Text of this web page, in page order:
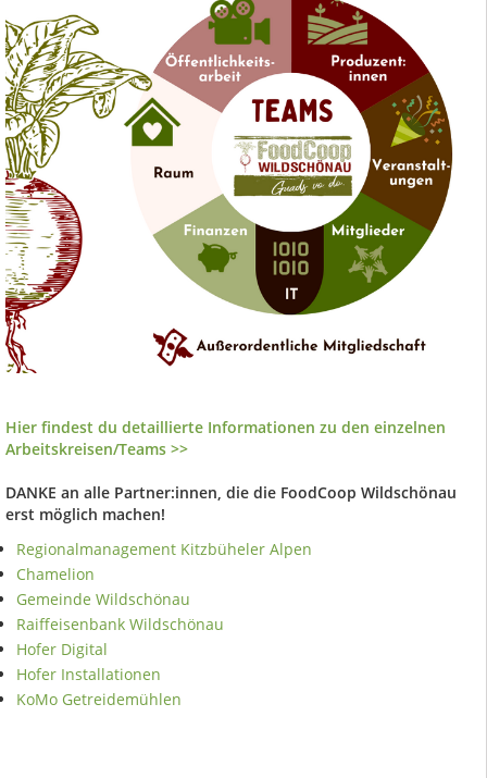
Hier findest du detaillierte Informationen zu den einzelnen
Arbeitskreisen/Teams >>
DANKE an alle Partner:innen, die die FoodCoop Wildschönau
erst möglich machen!
Regionalmanagement Kitzbüheler Alpen
Chamelion
Gemeinde Wildschönau
Raiffeisenbank Wildschönau
Hofer Digital
Hofer Installationen
KoMo Getreidemühlen